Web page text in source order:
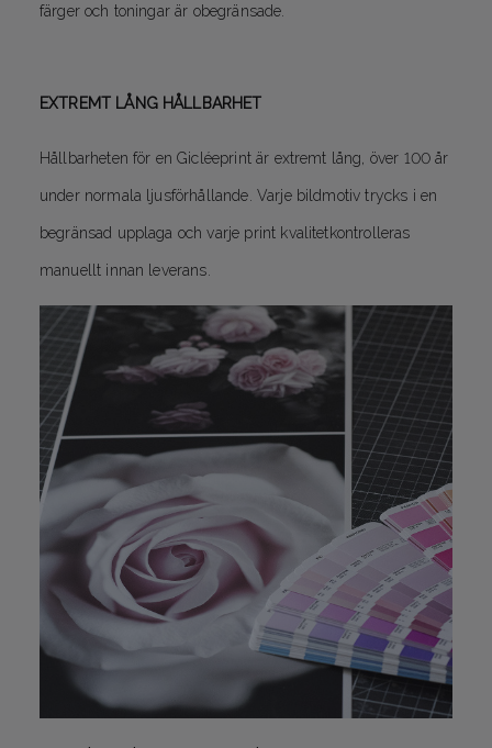
färger och toningar är obegränsade.
EXTREMT LÅNG HÅLLBARHET
Hållbarheten för en Gicléeprint är extremt lång, över 100 år
under normala ljusförhållande. Varje bildmotiv trycks i en
begränsad upplaga och varje print kvalitetkontrolleras
manuellt innan leverans.